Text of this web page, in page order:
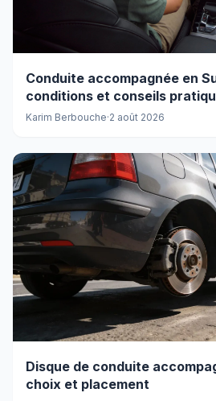
Conduite accompagnée en
conditions et conseils
Karim Berbouche·2 août 2026
Disque de conduite
choix et placement